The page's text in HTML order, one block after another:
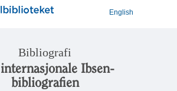
English
Bibliografi
Ibsen-
bibliografien